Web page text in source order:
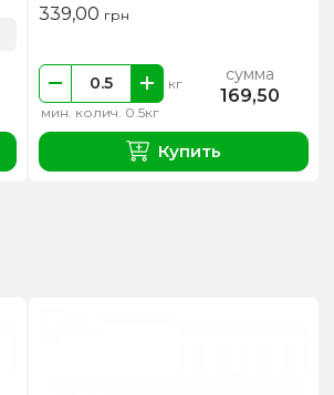
339,00 грн
мин. колич. 0.5кг
кг сумма
169,50
Купить